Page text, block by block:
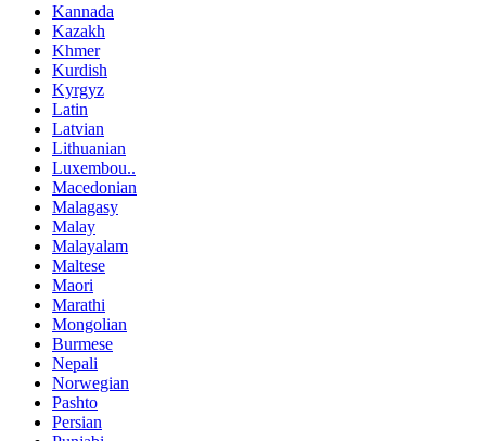
Kannada
Kazakh
Khmer
Kurdish
Kyrgyz
Latin
Latvian
Lithuanian
Luxembou..
Macedonian
Malagasy
Malay
Malayalam
Maltese
Maori
Marathi
Mongolian
Burmese
Nepali
Norwegian
Pashto
Persian